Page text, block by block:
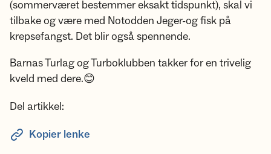
(sommerværet bestemmer eksakt tidspunkt), skal vi
tilbake og være med Notodden Jeger-og fisk på
krepsefangst. Det blir også spennende.
Barnas Turlag og Turboklubben takker for en trivelig
kveld med dere.😊
Del artikkel:
Kopier lenke